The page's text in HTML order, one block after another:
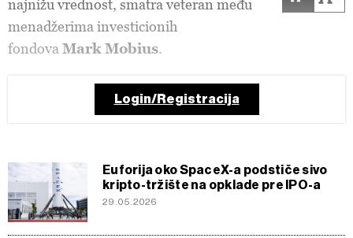
najnižu vrednost, smatra veteran među
menadžerima investicionih
fondova Mark Mobius.
Login/Registracija
Euforija oko SpaceX-a podstiče sivo
kripto-tržište na opklade pre IPO-a
29.05.2026